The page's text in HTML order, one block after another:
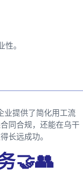
。
业提供了简化用工流
同合规，还能在乌干
长远成功。
🤝👥